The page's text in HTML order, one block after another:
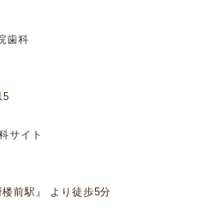
前駅』 より徒歩5分